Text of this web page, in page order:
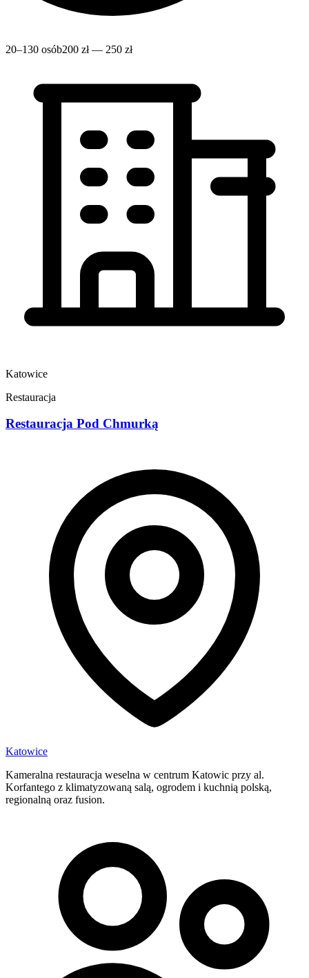
20–130 osób200 zł — 250 zł
Katowice
Restauracja
Restauracja Pod Chmurką
Katowice
Kameralna restauracja weselna w centrum Katowic przy al.
Korfantego z klimatyzowaną salą, ogrodem i kuchnią polską,
regionalną oraz fusion.